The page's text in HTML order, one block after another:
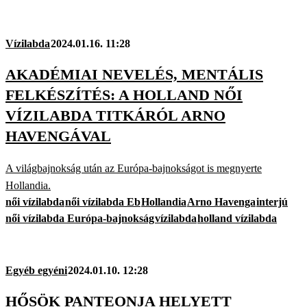
Vízilabda2024.01.16. 11:28
AKADÉMIAI NEVELÉS, MENTÁLIS
FELKÉSZÍTÉS: A HOLLAND NŐI
VÍZILABDA TITKÁRÓL ARNO
HAVENGÁVAL
A világbajnokság után az Európa-bajnokságot is megnyerte
Hollandia.
női vízilabdanői vízilabda EbHollandiaArno Havengainterjú
női vízilabda Európa-bajnokságvízilabdaholland vízilabda
Egyéb egyéni2024.01.10. 12:28
HŐSÖK PANTEONJA HELYETT